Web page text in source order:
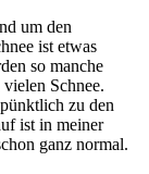
um den
ist etwas
so manche
Schnee.
zu den
ist in meiner
ganz normal.